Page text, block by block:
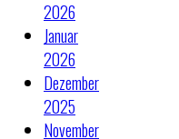
2026
Januar
2026
Dezember
2025
November